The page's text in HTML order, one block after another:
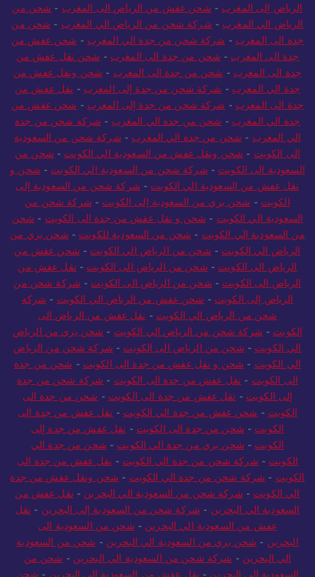
الرياض إلى المغرب - شحن عفش من الرياض الى المغرب - شحن من
الرياض الي المغرب - شركة شحن من الرياض الي المغرب - شحن من
جدة الى المغرب - شركة شحن من جدة الي المغرب - شحن عفش من
جدة الى المغرب - شحن من جدة الى المغرب - شحن نقل عفش من
جدة الى المغرب - شحن من جدة الى المغرب - شحن ونقل عفش من
جدة الي المغرب - شركة شحن من جدة إلى المغرب - نقل عفش من
جدة الى المغرب - شركة شحن من جدة إلى المغرب - شحن عفش من
جدة الي المغرب - شحن من جدة الي المغرب - شركة شحن من جدة
الي المغرب - شحن من جدة الي المغرب - شركة شحن من السعودية
الى الكويت - شحن ونقل عفش من السعودية الي الكويت - شحن من
السعودية الى الكويت - شركة شحن من السعودية الي الكويت - شحن و
نقل عفش من السعودية الي الكويت - شركة شحن من السعودية إلى
الكويت - شحن بري من السعودية إلى الكويت - شركة شحن من
السعودية الي الكويت - شحن و نقل عفش من جدة الى الكويت - شحن
من السعودية الي الكويت - شحن من السعودية للكويت - شحن بري من
الرياض الي الكويت - شحن من الرياض الي الكويت - شحن عفش من
الرياض الى الكويت - شحن من الرياض الى الكويت - نقل عفش من
الرياض الى الكويت - شحن من الرياض الى الكويت - شركة شحن من
الرياض إلى الكويت - شحن عفش من الرياض الي الكويت - شركة
شحن من الرياض الي الكويت - نقل عفش من الرياض الى
الكويت - شركة شحن من الرياض الي الكويت - شحن بري من الرياض
الي الكويت - شحن من الرياض الى الكويت - شركة شحن من الرياض
الي الكويت - شحن و نقل عفش من جدة الى الكويت - شحن من جدة
الى الكويت - نقل عفش من جدة الى الكويت - شركة شحن من جدة
إلى الكويت - نقل عفش من جدة الى الكويت - شحن من جدة الى
الكويت - شحن عفش من جدة الي الكويت - نقل عفش من جدة الى
الكويت - شحن من جدة الى الكويت - نقل عفش من جدة إلى
الكويت - شحن بري من جدة الي الكويت - شحن من جدة الي
الكويت - شركة شحن من جدة الي الكويت - نقل عفش من جدة الى
الكويت - شركة شحن من جدة الي الكويت - شحن ونقل عفش من جدة
الي الكويت - شركة شحن من السعودية الي البحرين - نقل عفش من
السعودية الي البحرين - شركة شحن من السعودية إلى البحرين - نقل
عفش من السعودية الي البحرين - شحن من السعودية الى
البحرين - شحن بري من السعودية الي البحرين - شحن من السعودية
الي البحرين - شركة شحن من السعودية الي البحرين - شحن من
السعودية الى البحرين - نقل عفش من السعودية الي البحرين - شحن